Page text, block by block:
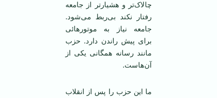
چالاک‌تر و هشیارتر از جامعه
رفتار نکند بی‌ربط می‌شود.
جامعه نیاز به موتورهائی
برای پیش راندن دارد. حزب
مانند رسانه همگانی یکی از
آن‌هاست.
ما این حزب را پس از انقلاب